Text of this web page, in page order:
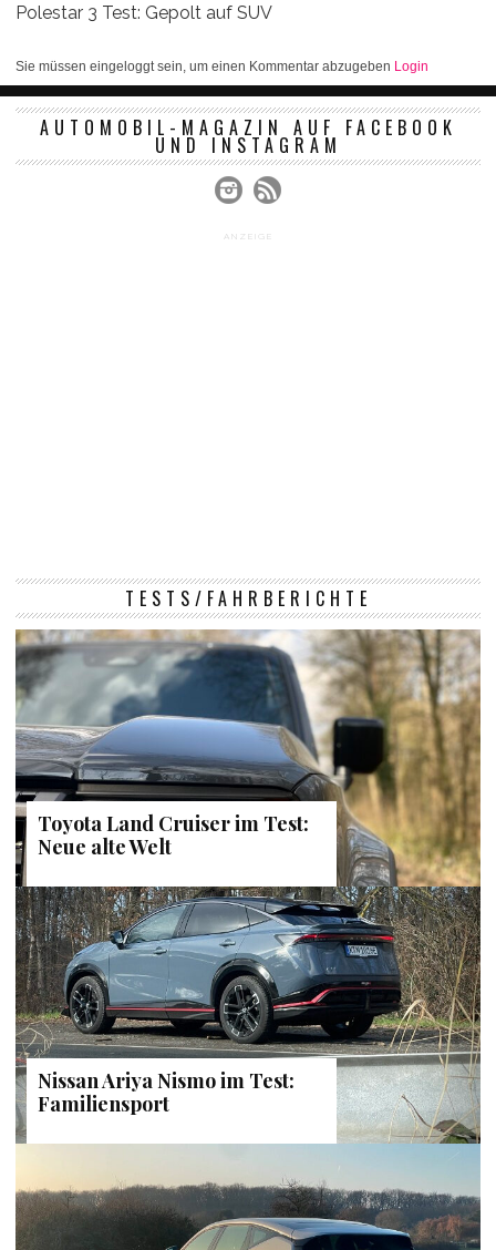
Polestar 3 Test: Gepolt auf SUV
Sie müssen eingeloggt sein, um einen Kommentar abzugeben Login
AUTOMOBIL-MAGAZIN AUF FACEBOOK
UND INSTAGRAM
ANZEIGE
TESTS/FAHRBERICHTE
Toyota Land Cruiser im Test:
Neue alte Welt
Nissan Ariya Nismo im Test:
Familiensport